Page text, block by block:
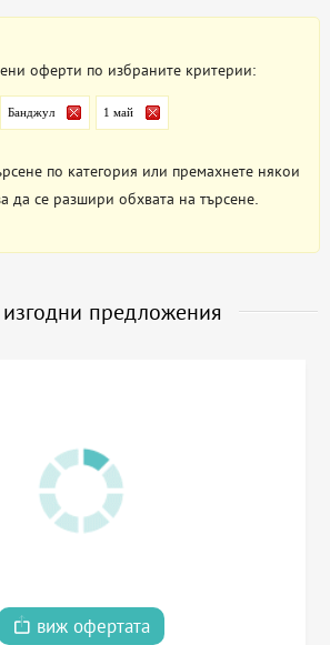
оферти по избраните критерии:
Банджул 1 май
по категория или премахнете някои
да се разшири обхвата на търсене.
предложения
виж офертата